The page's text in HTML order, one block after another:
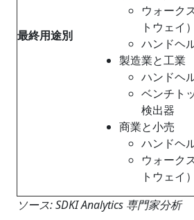
最終用途別
ウォーク
トウェイ）
ハンドヘ
製造業と工業
ハンドヘ
ベンチト
検出器
商業と小売
ハンドヘ
ウォーク
トウェイ）
ソース: SDKI Analytics 専門家分析